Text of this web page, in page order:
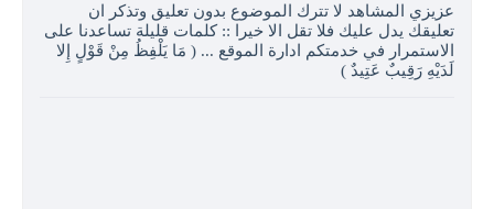
عزيزي المشاهد لا تترك الموضوع بدون تعليق وتذكر ان
تعليقك يدل عليك فلا تقل الا خيرا :: كلمات قليلة تساعدنا على
الاستمرار في خدمتكم ادارة الموقع ... ( مَا يَلْفِظُ مِنْ قَوْلٍ إِلا
لَدَيْهِ رَقِيبٌ عَتِيدٌ )